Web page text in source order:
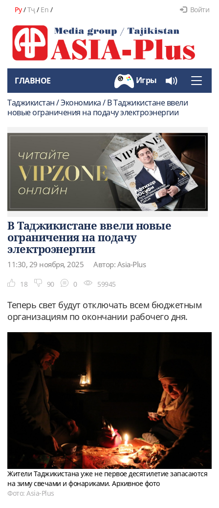
Ру/Тҷ/ En / Войти
Toggle
ГЛАВНОЕ Игры
Таджикистан / Экономика / В Таджикистане ввели
новые ограничения на подачу электроэнергии
В Таджикистане ввели новые
ограничения на подачу
электроэнергии
11:30, 29 ноября, 2025 Автор: Asia-Plus
18 90 0 59945
Теперь свет будут отключать всем бюджетным
организациям по окончании рабочего дня.
Жители Таджикистана уже не первое десятилетие запасаются
на зиму свечами и фонариками. Архивное фото
Фото: Asia-Plus